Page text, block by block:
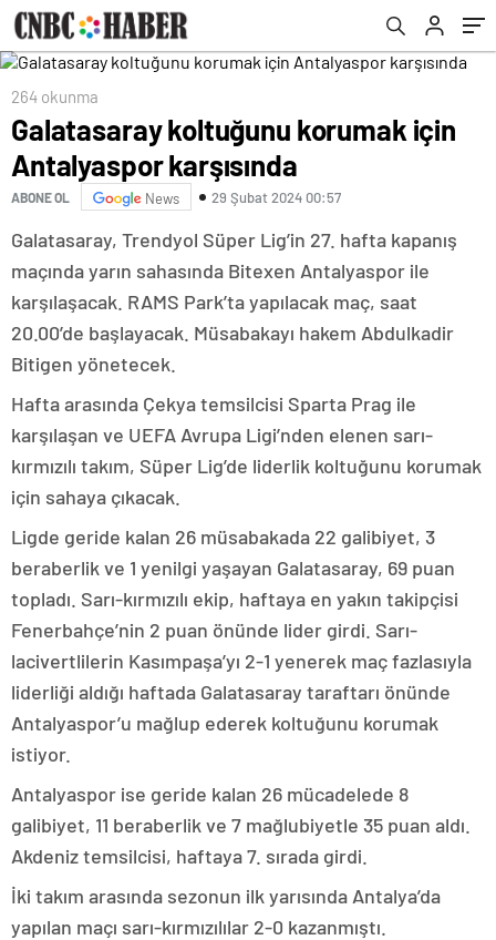
264 okunma
Galatasaray koltuğunu korumak için
Antalyaspor karşısında
ABONE OL News 29 Şubat 2024 00:57
Galatasaray, Trendyol Süper Lig’in 27. hafta kapanış
maçında yarın sahasında Bitexen Antalyaspor ile
karşılaşacak. RAMS Park’ta yapılacak maç, saat
20.00’de başlayacak. Müsabakayı hakem Abdulkadir
Bitigen yönetecek.
Hafta arasında Çekya temsilcisi Sparta Prag ile
karşılaşan ve UEFA Avrupa Ligi’nden elenen sarı-
kırmızılı takım, Süper Lig’de liderlik koltuğunu korumak
için sahaya çıkacak.
Ligde geride kalan 26 müsabakada 22 galibiyet, 3
beraberlik ve 1 yenilgi yaşayan Galatasaray, 69 puan
topladı. Sarı-kırmızılı ekip, haftaya en yakın takipçisi
Fenerbahçe’nin 2 puan önünde lider girdi. Sarı-
lacivertlilerin Kasımpaşa’yı 2-1 yenerek maç fazlasıyla
liderliği aldığı haftada Galatasaray taraftarı önünde
Antalyaspor’u mağlup ederek koltuğunu korumak
istiyor.
Antalyaspor ise geride kalan 26 mücadelede 8
galibiyet, 11 beraberlik ve 7 mağlubiyetle 35 puan aldı.
Akdeniz temsilcisi, haftaya 7. sırada girdi.
İki takım arasında sezonun ilk yarısında Antalya’da
yapılan maçı sarı-kırmızılılar 2-0 kazanmıştı.